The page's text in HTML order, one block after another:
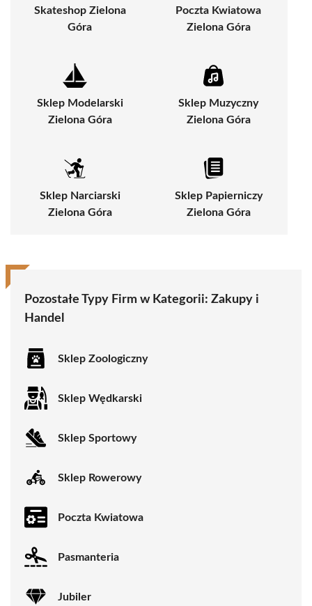
Skateshop Zielona
Góra
Poczta Kwiatowa
Zielona Góra
Sklep Modelarski
Zielona Góra
Sklep Muzyczny
Zielona Góra
Sklep Narciarski
Zielona Góra
Sklep Papierniczy
Zielona Góra
Pozostałe Typy Firm w Kategorii: Zakupy i
Handel
Sklep Zoologiczny
Sklep Wędkarski
Sklep Sportowy
Sklep Rowerowy
Poczta Kwiatowa
Pasmanteria
Jubiler